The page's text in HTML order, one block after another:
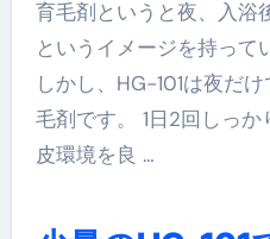
育毛剤というと夜、入浴後や就寝前に1回だけ使う
というイメージを持って
しかし、HG-101は夜だ
毛剤です。 1日2回しっ
皮環境を良 …